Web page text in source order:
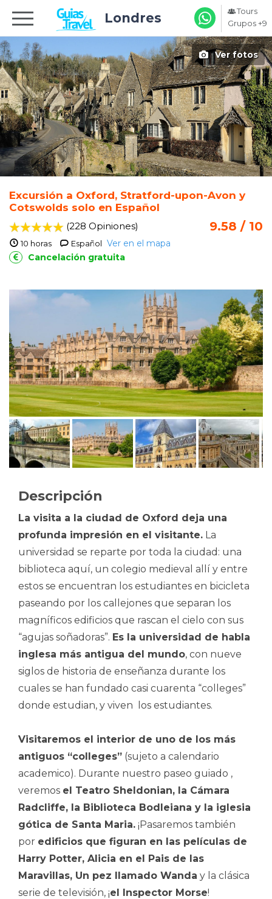
Londres
Tours
Grupos +9
Ver fotos
Excursión a Oxford, Stratford-upon-Avon y
Cotswolds solo en Español
9.58 / 10
(228 Opiniones)
Español
10 horas
Ver en el mapa
Cancelación gratuita
Descripción
La visita a la ciudad de Oxford deja una
profunda impresión en el visitante. La
universidad se reparte por toda la ciudad: una
biblioteca aquí, un colegio medieval allí y entre
estos se encuentran los estudiantes en bicicleta
paseando por los callejones que separan los
magníficos edificios que rascan el cielo con sus
“agujas soñadoras”. Es la universidad de habla
inglesa más antigua del mundo, con nueve
siglos de historia de enseñanza durante los
cuales se han fundado casi cuarenta “colleges”
donde estudian, y viven los estudiantes.
Visitaremos el interior de uno de los más
antiguos “colleges” (sujeto a calendario
academico). Durante nuestro paseo guiado ,
veremos el Teatro Sheldonian, la Cámara
Radcliffe, la Biblioteca Bodleiana y la iglesia
gótica de Santa Maria. ¡Pasaremos también
por edificios que figuran en las películas de
Harry Potter, Alicia en el Pais de las
Maravillas, Un pez llamado Wanda y la clásica
serie de televisión, ¡el Inspector Morse!